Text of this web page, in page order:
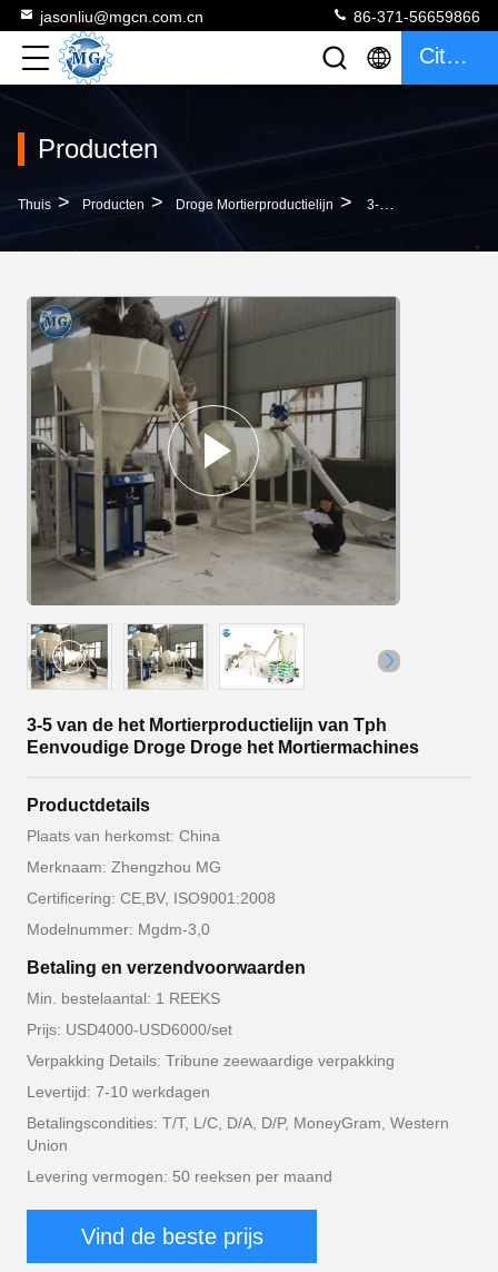
jasonliu@mgcn.com.cn 86-371-56659866
Citaat
Producten
Thuis > Producten > Droge Mortierproductielijn > 3-5 Van De Het Mortierproductielijn Van Tph Eenvoudige Droge Droge Het Mortiermachines
3-5 van de het Mortierproductielijn van Tph
Eenvoudige Droge Droge het Mortiermachines
Productdetails
Plaats van herkomst: China
Merknaam: Zhengzhou MG
Certificering: CE,BV, ISO9001:2008
Modelnummer: Mgdm-3,0
Betaling en verzendvoorwaarden
Min. bestelaantal: 1 REEKS
Prijs: USD4000-USD6000/set
Verpakking Details: Tribune zeewaardige verpakking
Levertijd: 7-10 werkdagen
Betalingscondities: T/T, L/C, D/A, D/P, MoneyGram, Western
Union
Levering vermogen: 50 reeksen per maand
Vind de beste prijs